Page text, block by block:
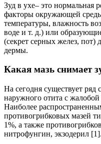
Зуд в ухе– это нормальная
факторы окружающей
температуры, влажность
воде и т. д.) или
(секрет серных желез, пот)
дермы.
Какая мазь снимает
На сегодня существует ряд
наружного отита с
Наиболее
противогрибковых мазей
1%, а также
нитрофунгин, экзодерил [1].